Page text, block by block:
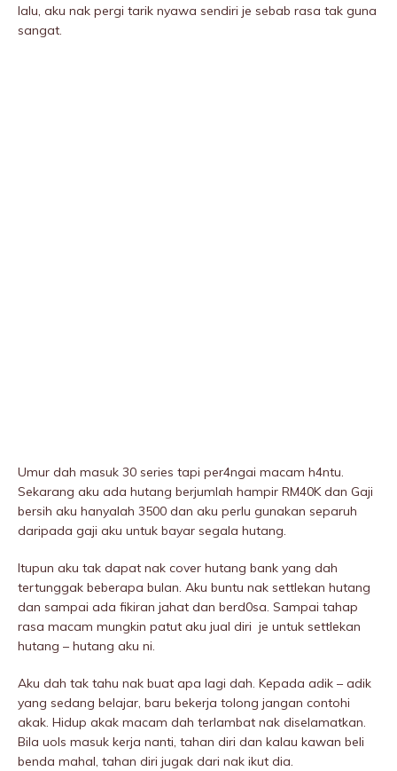
lalu, aku nak pergi tarik nyawa sendiri je sebab rasa tak guna
sangat.
Umur dah masuk 30 series tapi per4ngai macam h4ntu.
Sekarang aku ada hutang berjumlah hampir RM40K dan Gaji
bersih aku hanyalah 3500 dan aku perlu gunakan separuh
daripada gaji aku untuk bayar segala hutang.
Itupun aku tak dapat nak cover hutang bank yang dah
tertunggak beberapa bulan. Aku buntu nak settlekan hutang
dan sampai ada fikiran jahat dan berd0sa. Sampai tahap
rasa macam mungkin patut aku jual diri je untuk settlekan
hutang – hutang aku ni.
Aku dah tak tahu nak buat apa lagi dah. Kepada adik – adik
yang sedang belajar, baru bekerja tolong jangan contohi
akak. Hidup akak macam dah terlambat nak diselamatkan.
Bila uols masuk kerja nanti, tahan diri dan kalau kawan beli
benda mahal, tahan diri jugak dari nak ikut dia.